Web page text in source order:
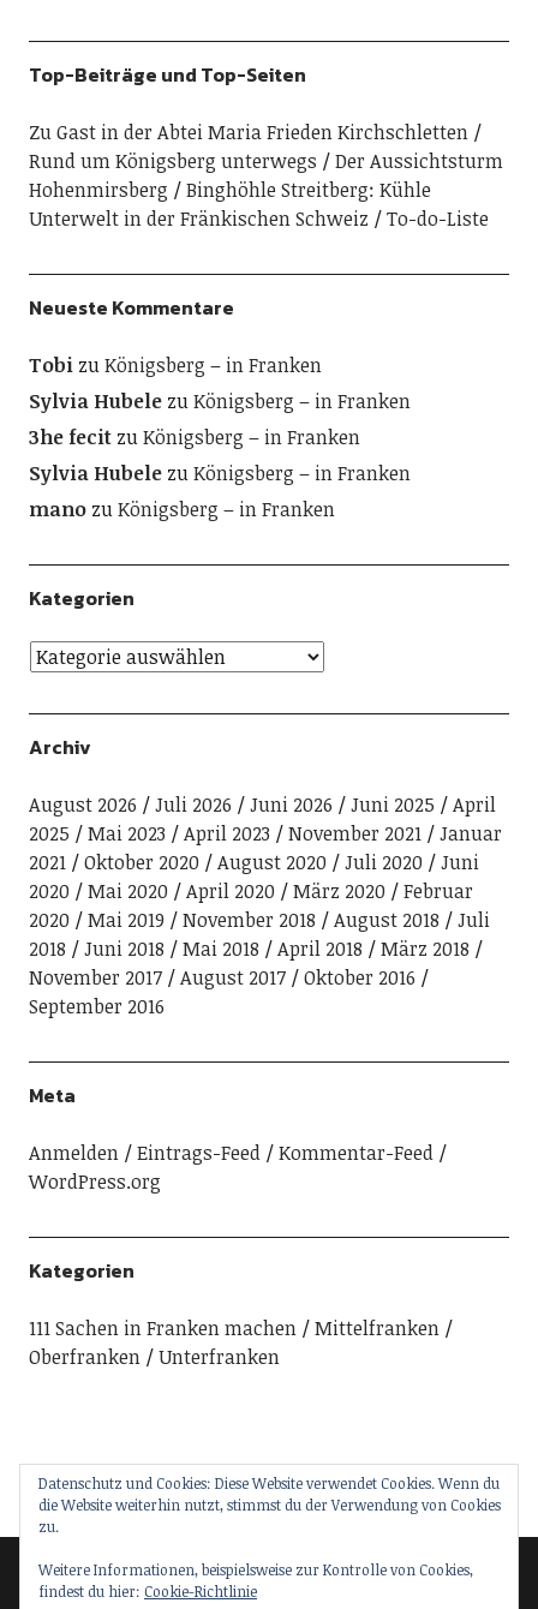
Top-Beiträge und Top-Seiten
Zu Gast in der Abtei Maria Frieden Kirchschletten
Rund um Königsberg unterwegs
Der Aussichtsturm
Hohenmirsberg
Binghöhle Streitberg: Kühle
Unterwelt in der Fränkischen Schweiz
To-do-Liste
Neueste Kommentare
TobizuKönigsberg – in Franken
Sylvia HubelezuKönigsberg – in Franken
3he fecitzuKönigsberg – in Franken
Sylvia HubelezuKönigsberg – in Franken
manozuKönigsberg – in Franken
Kategorien
Archiv
August 2026 Juli 2026 Juni 2026 Juni 2025
April
2025
Mai 2023 April 2023 November 2021
Januar
2021
Oktober 2020 August 2020 Juli 2020
Juni
2020
Mai 2020 April 2020 März 2020
Februar
2020
Mai 2019 November 2018 August 2018
Juli
2018
Juni 2018 Mai 2018 April 2018
März 2018
November 2017
August 2017
Oktober 2016
September 2016
Meta
Anmelden Eintrags-Feed
Kommentar-Feed
WordPress.org
Kategorien
111 Sachen in Franken machen
Mittelfranken
Oberfranken
Unterfranken
Datenschutz und Cookies: Diese Website verwendet Cookies. Wenn du
die Website weiterhin nutzt, stimmst du der Verwendung von Cookies
zu.
Weitere Informationen, beispielsweise zur Kontrolle von Cookies,
findest du hier: Cookie-Richtlinie